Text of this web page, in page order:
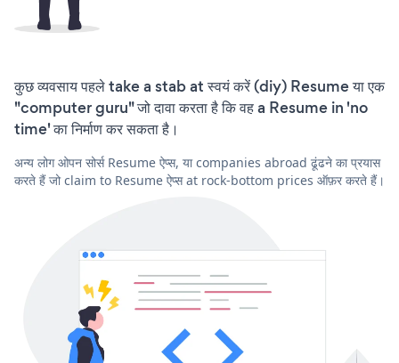
कुछ व्यवसाय पहले take a stab at स्वयं करें (diy) Resume या एक
"computer guru" जो दावा करता है कि वह a Resume in 'no
time' का निर्माण कर सकता है।
अन्य लोग ओपन सोर्स Resume ऐप्स, या companies abroad ढूंढने का प्रयास
करते हैं जो claim to Resume ऐप्स at rock-bottom prices ऑफ़र करते हैं।